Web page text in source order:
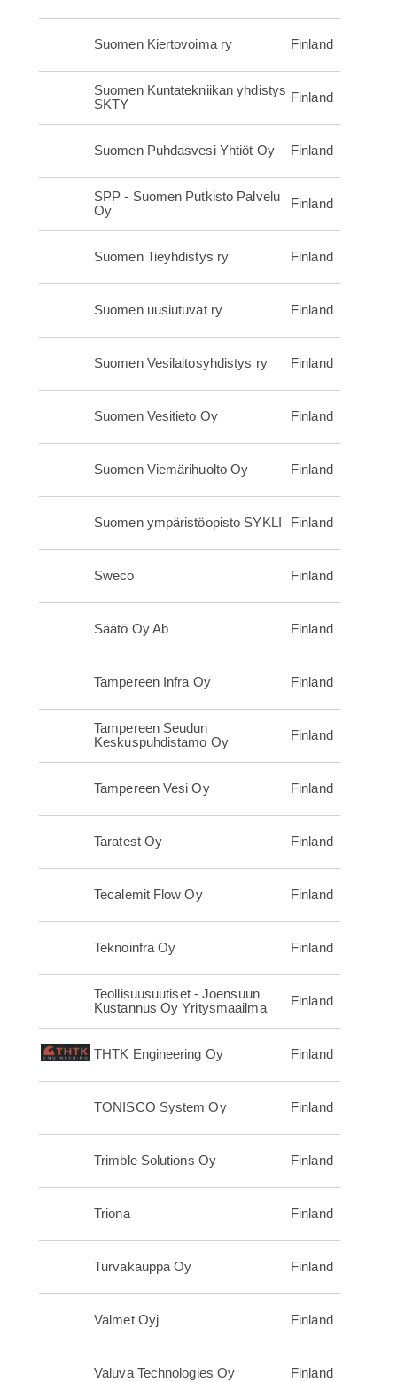
Suomen Kiertovoima ry Finland
Suomen Kuntatekniikan yhdistys
SKTY
Finland
Suomen Puhdasvesi Yhtiöt Oy Finland
SPP - Suomen Putkisto Palvelu
Oy
Finland
Suomen Tieyhdistys ry Finland
Suomen uusiutuvat ry Finland
Suomen Vesilaitosyhdistys ry Finland
Suomen Vesitieto Oy Finland
Suomen Viemärihuolto Oy Finland
Suomen ympäristöopisto SYKLI Finland
Sweco Finland
Säätö Oy Ab Finland
Tampereen Infra Oy Finland
Tampereen Seudun
Keskuspuhdistamo Oy
Finland
Tampereen Vesi Oy Finland
Taratest Oy Finland
Tecalemit Flow Oy Finland
Teknoinfra Oy Finland
Teollisuusuutiset - Joensuun
Kustannus Oy Yritysmaailma
Finland
THTK Engineering Oy Finland
TONISCO System Oy Finland
Trimble Solutions Oy Finland
Triona Finland
Turvakauppa Oy Finland
Valmet Oyj Finland
Valuva Technologies Oy Finland